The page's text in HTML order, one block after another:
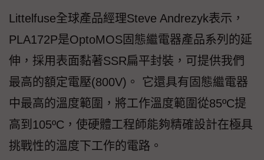
Littelfuse全球產品經理Steve Andrezyk表示，
PLA172P是OptoMOS固態繼電器產品系列的延
伸，採用表面黏著SSR扁平封裝，可提供我們
最高的額定電壓(800V)。 它還具有固態繼電器
中最高的溫度範圍，將工作溫度範圍從85ºC提
高到105ºC，使硬體工程師能夠精確設計在極具
挑戰性的溫度下工作的電路。